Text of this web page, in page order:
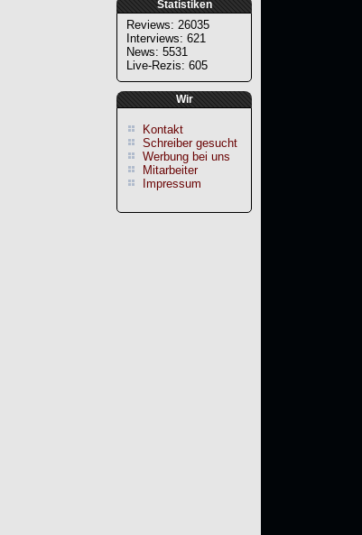
Statistiken
Reviews: 26035
Interviews: 621
News: 5531
Live-Rezis: 605
Wir
Kontakt
Schreiber gesucht
Werbung bei uns
Mitarbeiter
Impressum